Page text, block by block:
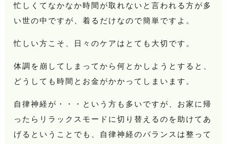
忙しくてなかなか時間が取れないと言われる方が多
い世の中ですが、着るだけなので簡単ですよ。
忙しい方こそ、日々のケアはとても大切です。
体調を崩してしまってから何とかしようとすると、
どうしても時間とお金がかかってしまいます。
自律神経が・・・という方も多いですが、お家に帰
ったらリラックスモードに切り替えるのを助けてあ
げるということでも、自律神経のバランスは整って